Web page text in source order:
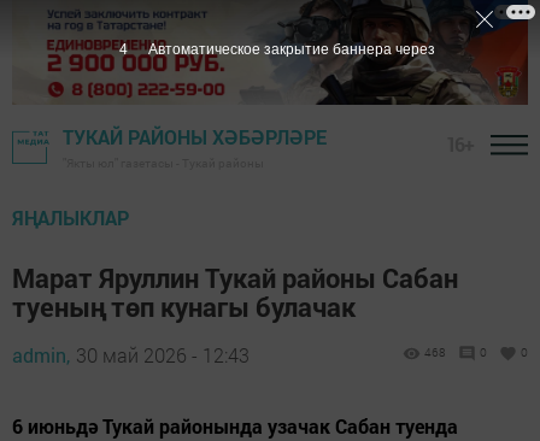
ТУКАЙ РАЙОНЫ ХӘБӘРЛӘРЕ
ЯҢАЛЫКЛАР
Марат Яруллин Тукай районы Сабан
туеның төп кунагы булачак
admin, 30 май 2026 - 12:43 468 0 0
6 июньдә Тукай районында узачак Сабан туенда
3 Автоматическое закрытие баннера через